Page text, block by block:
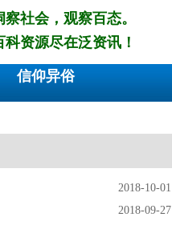
社会，观察百态。
资源尽在泛资讯！
信仰异俗
2018-10-01
2018-09-27